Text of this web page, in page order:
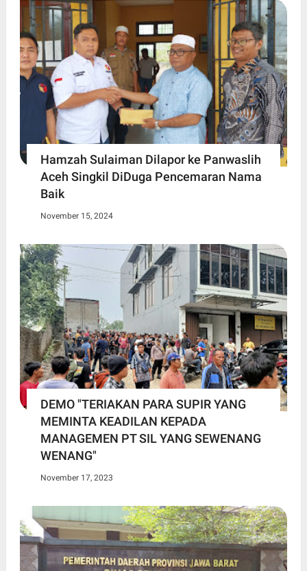
Hamzah Sulaiman Dilapor ke Panwaslih
Aceh Singkil DiDuga Pencemaran Nama
Baik
November 15, 2024
DEMO "TERIAKAN PARA SUPIR YANG
MEMINTA KEADILAN KEPADA
MANAGEMEN PT SIL YANG SEWENANG
WENANG"
November 17, 2023